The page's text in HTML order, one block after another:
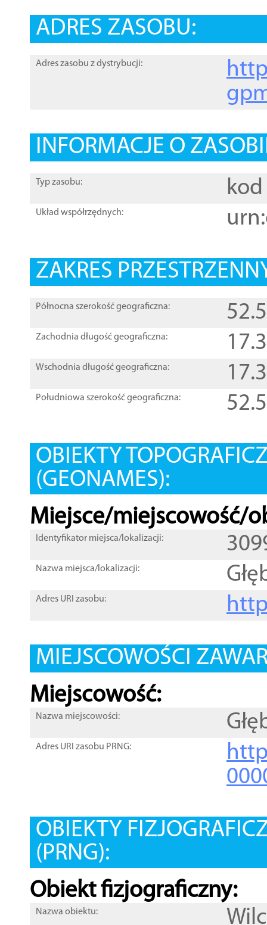
ADRES ZASOBU:
Adres zasobu z dystrybucji:
INFORMACJE O
Typ zasobu: kod
Układ współrzędnych:
ZAKRES
Północna szerokość geograficzna:
Zachodnia długość geograficzna:
Wschodnia długość geograficzna:
Południowa szerokość geograficzna:
OBIEKTY
(GEONAMES):
Miejsce/miejscowość/
Identyfikator miejsca/lokalizacji:
Nazwa miejsca/lokalizacji:
Adres URI zasobu:
MIEJSCOWOŚCI
Miejscowość:
Nazwa miejscowości:
Adres URI zasobu PRNG:
OBIEKTY
(PRNG):
Obiekt fizjograficzny:
Nazwa obiektu: